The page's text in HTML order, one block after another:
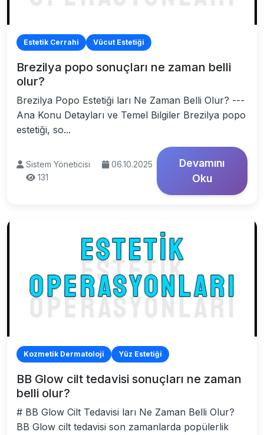
Estetik Cerrahi Vücut Estetiği
Brezilya popo sonuçları ne zaman belli
olur?
Brezilya Popo Estetiği ları Ne Zaman Belli Olur? ---
Ana Konu Detayları ve Temel Bilgiler Brezilya popo
estetiği, so...
Sistem Yöneticisi
06.10.2025
131
Devamını
Oku
Kozmetik Dermatoloji Yüz Estetiği
BB Glow cilt tedavisi sonuçları ne zaman
belli olur?
# BB Glow Cilt Tedavisi ları Ne Zaman Belli Olur?
BB Glow cilt tedavisi son zamanlarda popülerlik